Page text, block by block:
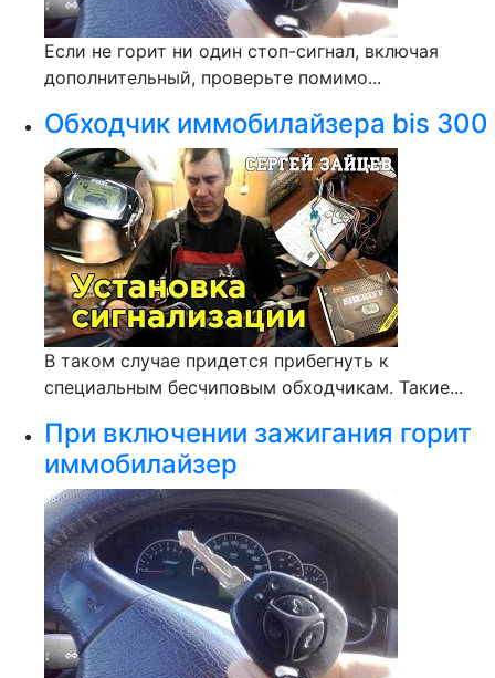
Если не горит ни один стоп-сигнал, включая
дополнительный, проверьте помимо...
Обходчик иммобилайзера bis 300
В таком случае придется прибегнуть к
специальным бесчиповым обходчикам. Такие...
При включении зажигания горит
иммобилайзер